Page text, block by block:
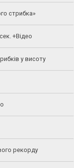
стрибка»
+Відео
у висоту
рекорду